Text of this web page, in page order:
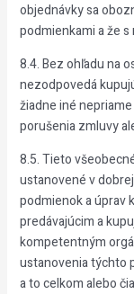
objednávky sa
podmienkami a že s
8.4. Bez ohľadu na
nezodpovedá
žiadne iné
porušenia zmluvy
8.5. Tieto
ustanovené v
podmienok a úprav
predávajúcim a
kompetentným
ustanovenia týchto
a to celkom alebo